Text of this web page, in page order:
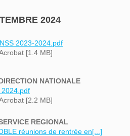
2024
2023-2024.pdf
[1.4 MB]
NATIONALE
2024.pdf
[2.2 MB]
REGIONAL
réunions de rentrée en[...]